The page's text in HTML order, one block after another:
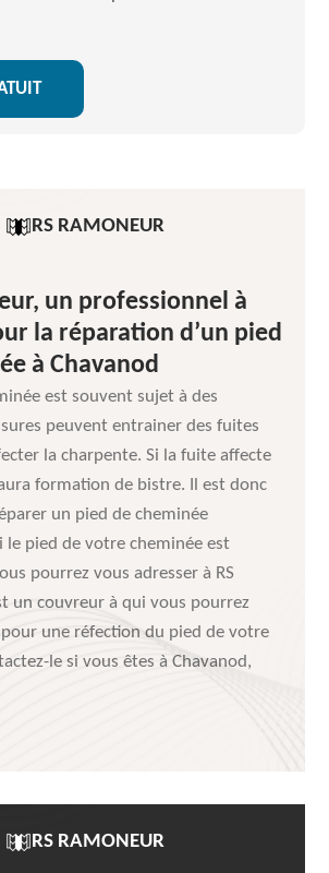
RS RAMONEUR
un professionnel à
la réparation d’un pied
à Chavanod
est souvent sujet à des
peuvent entrainer des fuites
la charpente. Si la fuite affecte
formation de bistre. Il est donc
un pied de cheminée
le pied de votre cheminée est
pourrez vous adresser à RS
un couvreur à qui vous pourrez
une réfection du pied de votre
le si vous êtes à Chavanod,
RS RAMONEUR